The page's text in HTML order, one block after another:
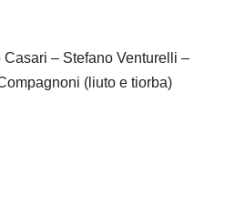
– Stefano Venturelli –
(liuto e tiorba)